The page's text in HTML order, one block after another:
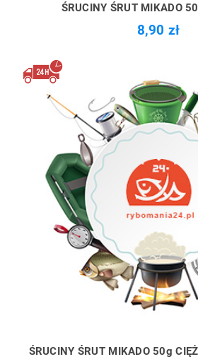
ŚRUCINY ŚRUT MIKADO
8,90 zł
ŚRUCINY ŚRUT MIKADO 50g